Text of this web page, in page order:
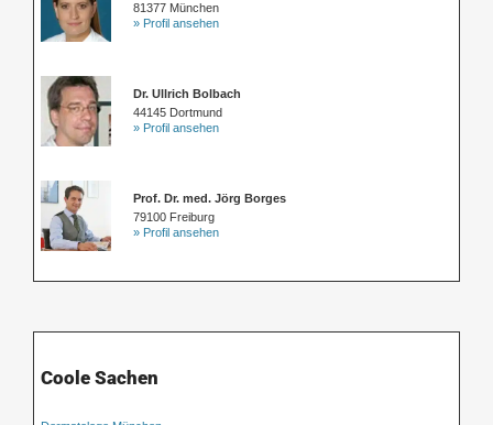
81377 München
» Profil ansehen
Dr. Ullrich Bolbach
44145 Dortmund
» Profil ansehen
Prof. Dr. med. Jörg Borges
79100 Freiburg
» Profil ansehen
Coole Sachen